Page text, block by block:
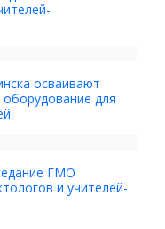
осваивают
для
ГМО
и учителей-